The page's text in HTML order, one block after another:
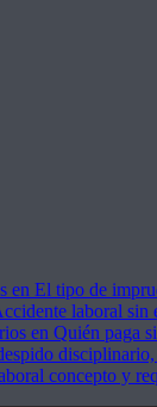
en El tipo de
laboral sin
en Quién paga
concepto y